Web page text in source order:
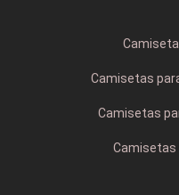
Camisetas
Camisetas
Camisetas